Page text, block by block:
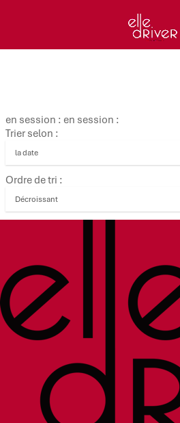
en session : en session :
Trier selon :
Ordre de tri :